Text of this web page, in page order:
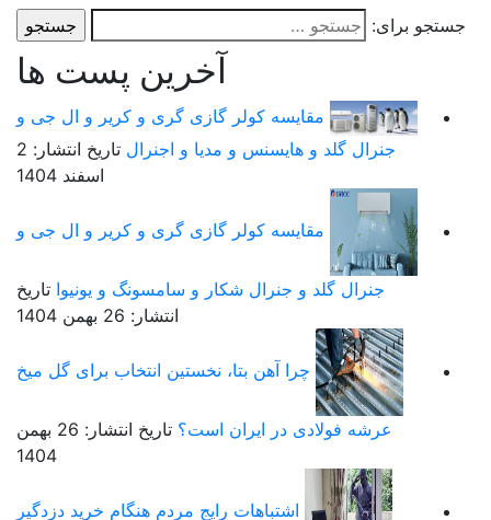
برای:
آخرین پست ها
مقایسه کولر گازی گری و کریر و ال جی و
جنرال گلد و هایسنس و مدیا و اجنرال
تاریخ انتشار: 2
اسفند 1404
مقایسه کولر گازی گری و کریر و ال جی و
جنرال گلد و جنرال شکار و سامسونگ و یونیوا تاریخ
انتشار: 26 بهمن 1404
چرا آهن بتا، نخستین انتخاب برای گل میخ
عرشه فولادی در ایران است؟
تاریخ انتشار: 26 بهمن
1404
اشتباهات رایج مردم هنگام خرید دزدگیر